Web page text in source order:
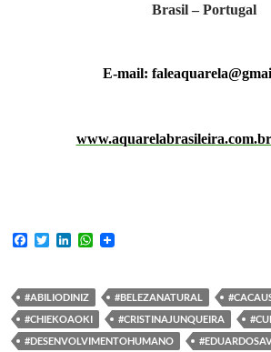
Brasil – Portugal
E-mail:
F
b
o
o
k
T
t
e
r
e
d
I
n
W
A
p
p
#ABILIODINIZ #BELEZANATURAL
#CHIEKOAOKI
#CRISTINAJUNQUEIRA
#DESENVOLVIMENTOHUMANO